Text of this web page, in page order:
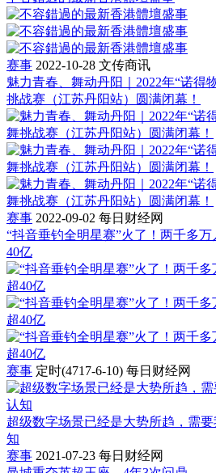
赛事 2022-10-28 文传商讯
魅力青春、舞动丹阳｜2022年“诺得
挑战赛（江苏丹阳站）圆满闭幕！
赛事 2022-09-02 每日财经网
“抖音垂钓全明星赛”火了！两千多
40亿
赛事 定时(4717-6-10) 每日财经网
超级数字场景已经是大势所趋，需
知
赛事 2021-07-23 每日财经网